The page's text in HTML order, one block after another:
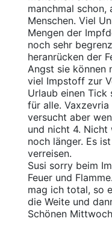
manchmal schon,
Menschen. Viel
Mengen der
noch sehr
heranrücken der
Angst sie können
viel Impstoff zur
Urlaub einen Tick
für alle.
versucht aber
und nicht 4. Nicht
noch länger. Es
verreisen.
Susi sorry beim
Feuer und
mag ich total, so
die Weite und
Schönen